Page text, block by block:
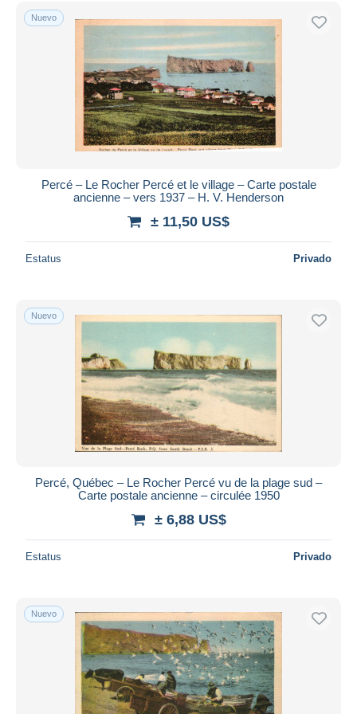
Sólo con descuento
Envío gratis
Métodos de pago
PayPal
Transferencia bancaria
Visa
Mastercard
iDeal
Maestro
Residencia del vendedor
Aplicar
Nuevo
Percé – Le Rocher Percé et le village – Carte postale
ancienne – vers 1937 – H. V. Henderson
± 11,50 US$
Estatus Privado
Nuevo
Percé, Québec – Le Rocher Percé vu de la plage sud –
Carte postale ancienne – circulée 1950
± 6,88 US$
Estatus Privado
Nuevo